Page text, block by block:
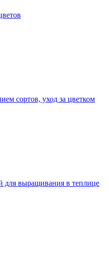
сортов, уход за цветком
для выращивания в теплице